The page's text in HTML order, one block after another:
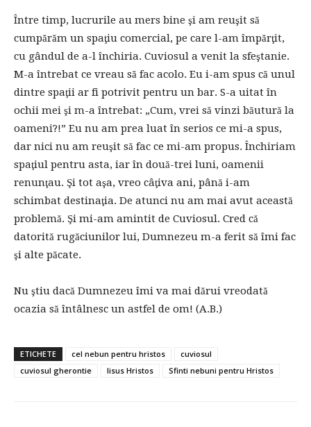
Între timp, lucrurile au mers bine şi am reuşit să
cumpărăm un spaţiu comercial, pe care l-am împărţit,
cu gândul de a-l închiria. Cuviosul a venit la sfeştanie.
M-a întrebat ce vreau să fac acolo. Eu i-am spus că unul
dintre spaţii ar fi potrivit pentru un bar. S-a uitat în
ochii mei şi m-a întrebat: „Cum, vrei să vinzi băutură la
oameni?!” Eu nu am prea luat în serios ce mi-a spus,
dar nici nu am reuşit să fac ce mi-am propus. Închiriam
spaţiul pentru asta, iar în două-trei luni, oamenii
renunţau. Şi tot aşa, vreo câţiva ani, până i-am
schimbat destinaţia. De atunci nu am mai avut această
problemă. Şi mi-am amintit de Cuviosul. Cred că
datorită rugăciunilor lui, Dumnezeu m-a ferit să îmi fac
şi alte păcate.
Nu ştiu dacă Dumnezeu îmi va mai dărui vreodată
ocazia să întâlnesc un astfel de om! (A.B.)
ETICHETE cel nebun pentru hristos
cuviosul
cuviosul gherontie
Iisus Hristos Sfinti nebuni pentru Hristos